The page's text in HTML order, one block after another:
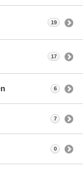
19
17
6
7
0